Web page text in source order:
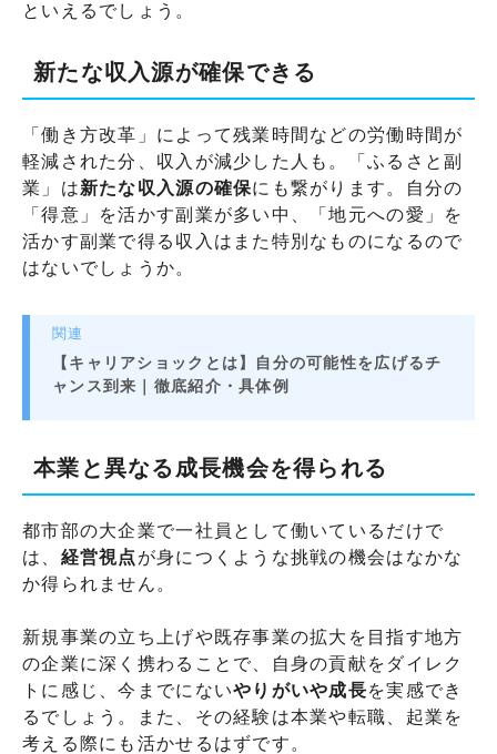
といえるでしょう。
新たな収入源が確保できる
「働き方改革」によって残業時間などの労働時間が
軽減された分、収入が減少した人も。「ふるさと副
業」は新たな収入源の確保にも繋がります。自分の
「得意」を活かす副業が多い中、「地元への愛」を
活かす副業で得る収入はまた特別なものになるので
はないでしょうか。
関連
【キャリアショックとは】自分の可能性を広げるチ
ャンス到来｜徹底紹介・具体例
本業と異なる成長機会を得られる
都市部の大企業で一社員として働いているだけで
は、 経営視点 が身につくような挑戦の機会はなかな
か得られません。
新規事業の立ち上げや既存事業の拡大を目指す地方
の企業に深く携わることで、自身の貢献をダイレク
トに感じ、今までにないやりがいや成長を実感でき
るでしょう。また、その経験は本業や転職、起業を
考える際にも活かせるはずです。